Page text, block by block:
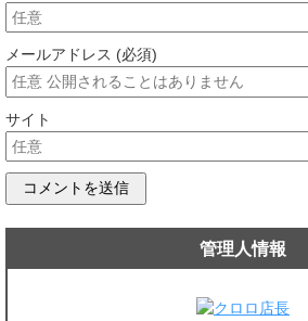
メールアドレス (必須)
サイト
管理人情報